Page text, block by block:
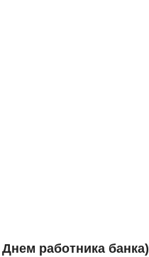
работника банка)